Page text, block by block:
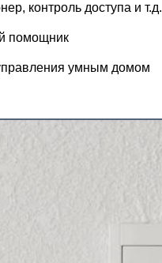
контроль доступа и т.д.
помощник
умным домом